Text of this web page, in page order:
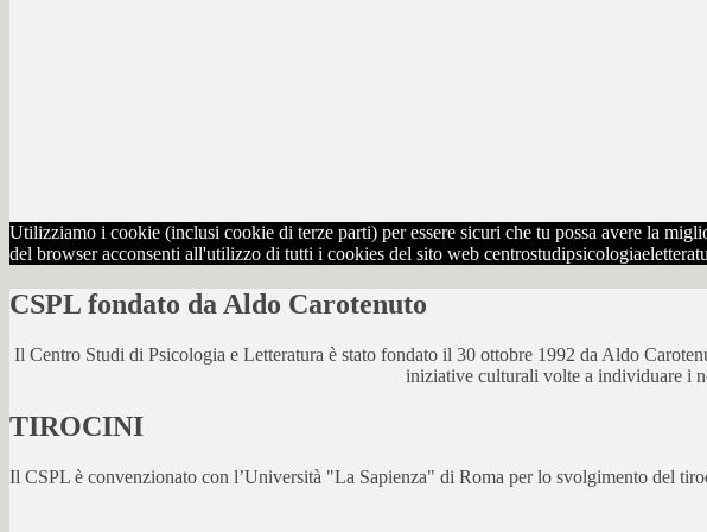
Utilizziamo i cookie (inclusi cookie di terze parti) per essere sicuri che tu possa avere la
del browser acconsenti all'utilizzo di tutti i cookies del sito web
CSPL fondato da Aldo Carotenuto
Il Centro Studi di Psicologia e Letteratura è stato fondato il 30 ottobre 1992 da Aldo
iniziative culturali volte a individuare i
TIROCINI
Il CSPL è convenzionato con l’Università "La Sapienza" di Roma per lo svolgimento del